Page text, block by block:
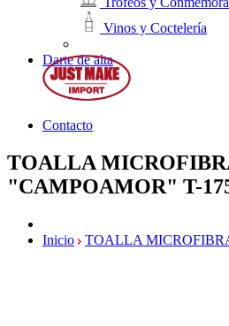
Vinos y Coctelería
Darte de alta
Contacto
TOALLA
"CAMPOAMOR" T-
Inicio TOALLA